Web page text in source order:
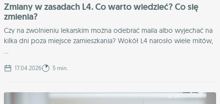
Zmiany w zasadach L4. Co warto wiedzieć? Co się
zmienia?
Czy na zwolnieniu lekarskim można odebrać maila albo wyjechać na
kilka dni poza miejsce zamieszkania? Wokół L4 narosło wiele mitów,
17.04.2026 5 min.